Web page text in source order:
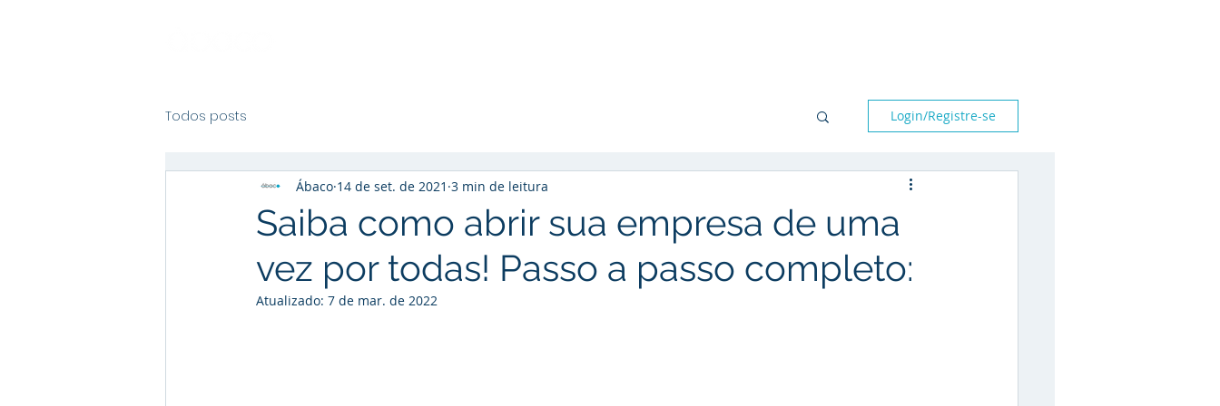
Todos posts Login/Registre-se
Saiba como abrir sua empresa de uma
vez por todas! Passo a passo completo:
Ábaco 14 de set. de 2021 3 min de leitura
Atualizado: 7 de mar. de 2022